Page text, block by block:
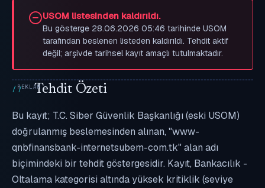
USOM listesinden kaldırıldı.
Bu gösterge 28.06.2026 05:46 tarihinde USOM
tarafından beslenen listeden kaldırıldı. Tehdit aktif
değil; arşivde tarihsel kayıt amaçlı tutulmaktadır.
Tehdit Özeti
Bu kayıt; T.C. Siber Güvenlik Başkanlığı (eski USOM)
doğrulanmış beslemesinden alınan, "www-
qnbfinansbank-internetsubem-com.tk" alan adı
biçimindeki bir tehdit göstergesidir. Kayıt, Bankacılık -
Oltalama kategorisi altında yüksek kritiklik (seviye